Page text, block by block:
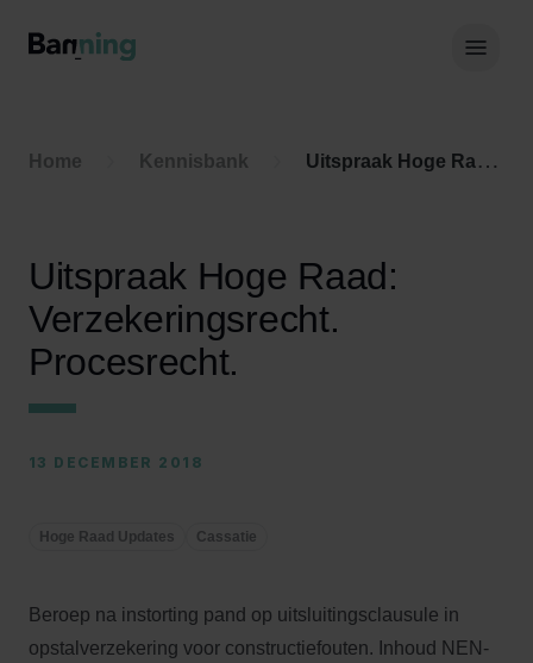
Home Kennisbank Uitspraak Hoge Raad: Verzekeringsrecht. Procesrecht.
Uitspraak Hoge Raad:
Verzekeringsrecht.
Procesrecht.
13 DECEMBER 2018
Hoge Raad Updates Cassatie
Beroep na instorting pand op uitsluitingsclausule in
opstalverzekering voor constructiefouten. Inhoud NEN-